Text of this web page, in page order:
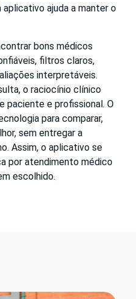
ajuda a manter o
bons médicos
filtros claros,
interpretáveis.
o raciocínio clínico
paciente e profissional. O
para comparar,
sem entregar a
Assim, o aplicativo se
por atendimento médico
escolhido.